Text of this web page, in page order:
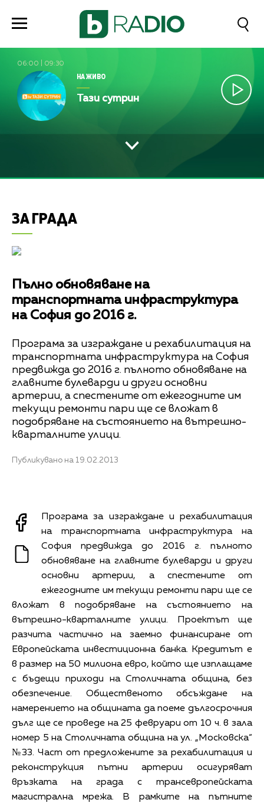
06:00 09:30
НА ЖИВО
Тази сутрин
ЗА ГРАДА
Пълно обновяване на
транспортната инфраструктура
на София до 2016 г.
Програма за изграждане и рехабилитация на
транспортната инфраструктура на София
предвижда до 2016 г. пълното обновяване на
главните булеварди и други основни
артерии, а спестените от ежегодните им
текущи ремонти пари ще се вложат в
подобряване на състоянието на вътрешно-
кварталните улици.
Публикувано на 19.02.2013
Програма за изграждане и рехабилитация
на транспортната инфраструктура на
София предвижда до 2016 г. пълното
обновяване на главните булеварди и други
основни артерии, а спестените от
ежегодните им текущи ремонти пари ще се
вложат в подобряване на състоянието на
вътрешно-кварталните улици. Проектът ще
разчита частично на заемно финансиране от
Европейската инвестиционна банка. Кредитът е
в размер на 50 милиона евро, който ще изплащаме
с бъдещи приходи на Столичната община, без
обезпечение. Общественото обсъждане на
намерението на общината да поеме дългосрочния
дълг ще се проведе на 25 февруари от 10 ч. в зала
номер 5 на Столичната община на ул. „Московска“
№33. Част от предложените за рехабилитация и
реконструкция пътни артерии осигуряват
връзката на града с трансевропейската
магистрална мрежа. В рамките на пътните